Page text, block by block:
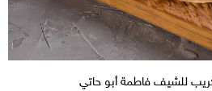
للشيف فاطمة أبو حاتي